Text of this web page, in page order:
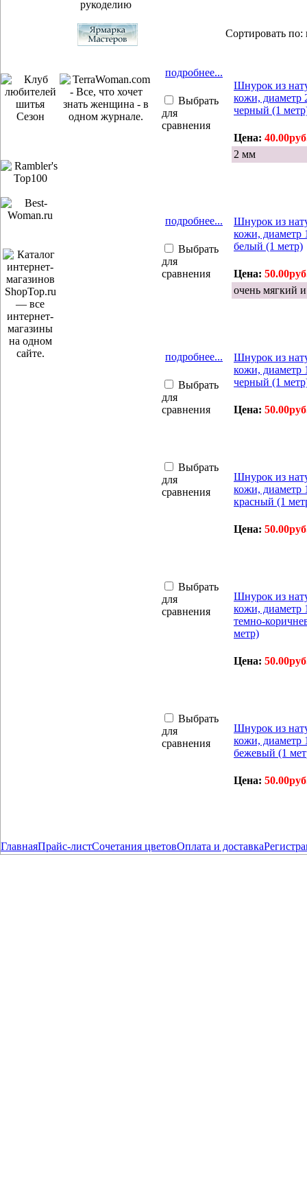
Сортировать
подробнее...
Выбрать
для
сравнения
Шнурок из
кожи, диаметр
черный (1
Цена:
2 мм
подробнее...
Выбрать
для
сравнения
Шнурок из
кожи, диаметр
белый (1 метр)
Цена:
очень мягкий
подробнее...
Выбрать
для
сравнения
Шнурок из
кожи, диаметр
черный (1
Цена:
Выбрать
для
сравнения
Шнурок из
кожи, диаметр
красный (1
Цена:
Выбрать
для
сравнения
Шнурок из
кожи, диаметр
темно-
метр)
Цена:
Выбрать
для
сравнения
Шнурок из
кожи, диаметр
бежевый (1
Цена:
ГлавнаяПрайс-листСочетания цветовОплата и доставка